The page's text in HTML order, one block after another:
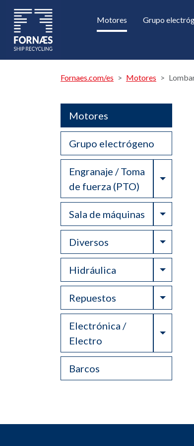
Motores Grupo
Fornaes.com/es Motores
Motores
Grupo electrógeno
Engranaje / Toma
de fuerza (PTO)
Toggle
Sala de máquinas Toggle
Diversos Toggle
Hidráulica Toggle
Repuestos Toggle
Electrónica /
Electro
Toggle
Barcos